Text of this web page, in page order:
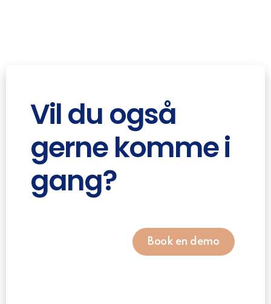
Vil du også
gerne komme i
gang?
Book en demo